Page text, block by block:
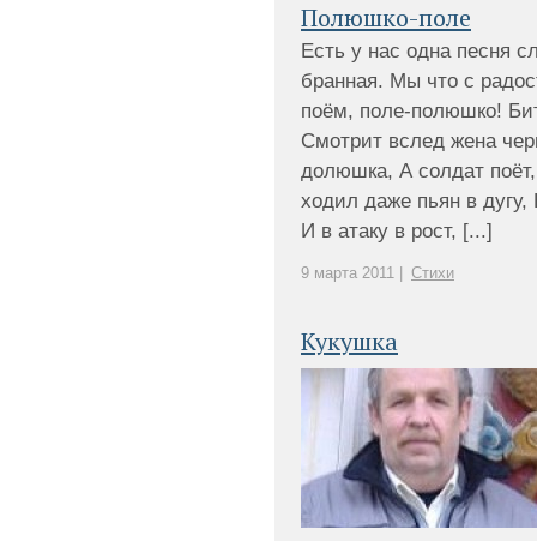
Полюшко-поле
Есть у нас одна песня
бранная. Мы что с
поём, поле-полюшко!
Смотрит вслед жена
долюшка, А солдат
ходил даже пьян в дугу,
И в атаку в рост, [...]
9 марта 2011 | Стихи
Кукушка